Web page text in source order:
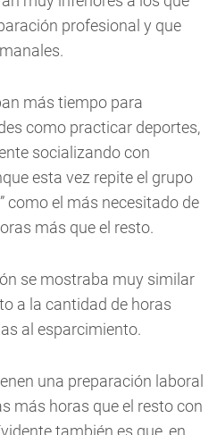
profesional y que
más tiempo para
como practicar deportes,
socializando con
esta vez repite el grupo
como el más necesitado de
más que el resto.
se mostraba muy similar
a la cantidad de horas
al esparcimiento.
una preparación laboral
más horas que el resto con
también es que, en